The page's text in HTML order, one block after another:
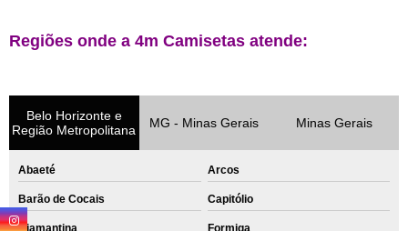
Regiões onde a 4m Camisetas atende:
Belo Horizonte e
Região Metropolitana
MG - Minas Gerais Minas Gerais
Abaeté Arcos
Barão de Cocais Capitólio
Diamantina Formiga